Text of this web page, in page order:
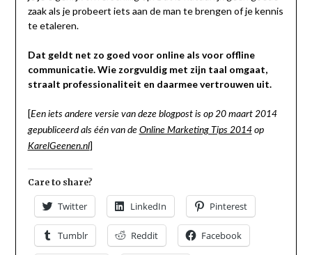
zaak als je probeert iets aan de man te brengen of je kennis
te etaleren.
Dat geldt net zo goed voor online als voor offline
communicatie. Wie zorgvuldig met zijn taal omgaat,
straalt professionaliteit en daarmee vertrouwen uit.
[Een iets andere versie van deze blogpost is op 20 maart 2014
gepubliceerd als één van de Online Marketing Tips 2014op
KarelGeenen.nl]
Care to share?
Twitter LinkedIn Pinterest
Tumblr Reddit Facebook